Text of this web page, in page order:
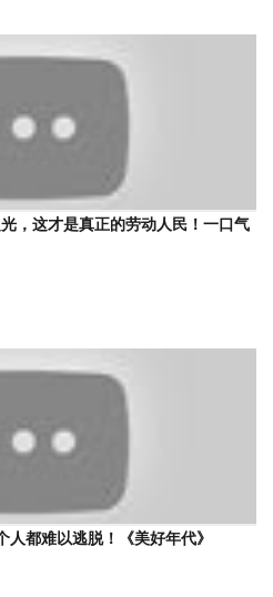
，这才是真正的劳动人民！一口气
人都难以逃脱！《美好年代》